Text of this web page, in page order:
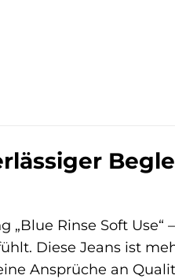
„Blue Rinse Soft Use“
Diese Jeans ist
Ansprüche an